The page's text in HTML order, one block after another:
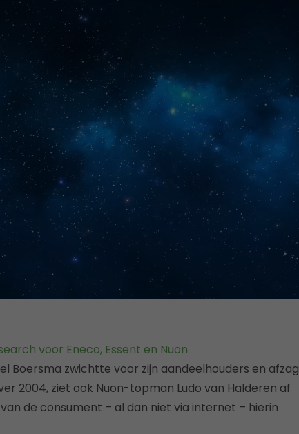
Boersma zwichtte voor zijn aandeelhouders en afzag
2004, ziet ook Nuon-topman Ludo van Halderen af
de consument – al dan niet via internet – hierin